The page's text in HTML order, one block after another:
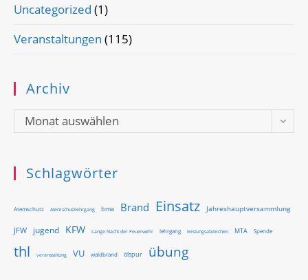
Uncategorized (1)
Veranstaltungen (115)
Archiv
Archiv
Monat auswählen
Schlagwörter
Atemschutz Atemschutzlehrgang bma Brand Einsatz Jahreshauptversammlung
JFW jugend KFW Lange Nacht der Feuerwehr lehrgang leistungsabzeichen MTA Spende
thl veranstaltung VU waldbrand ölspur übung